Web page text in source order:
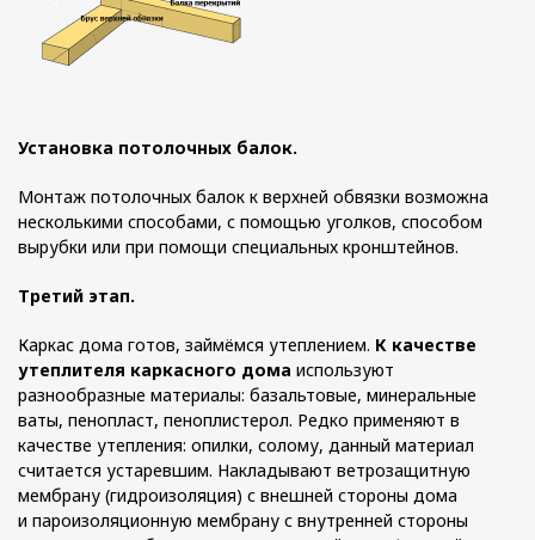
Установка потолочных балок.
Монтаж потолочных балок к верхней обвязки возможна
несколькими способами, с помощью уголков, способом
вырубки или при помощи специальных кронштейнов.
Третий этап.
Каркас дома готов, займёмся утеплением. К качестве
утеплителя каркасного дома используют
разнообразные материалы: базальтовые, минеральные
ваты, пенопласт, пеноплистерол. Редко применяют в
качестве утепления: опилки, солому, данный материал
считается устаревшим. Накладывают ветрозащитную
мембрану (гидроизоляция) с внешней стороны дома
и пароизоляционную мембрану с внутренней стороны